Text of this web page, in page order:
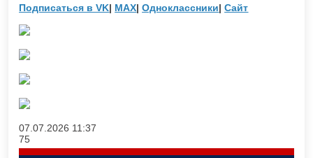
Подписаться в VK| MAX|Одноклассники|Сайт
07.07.2026 11:37
75